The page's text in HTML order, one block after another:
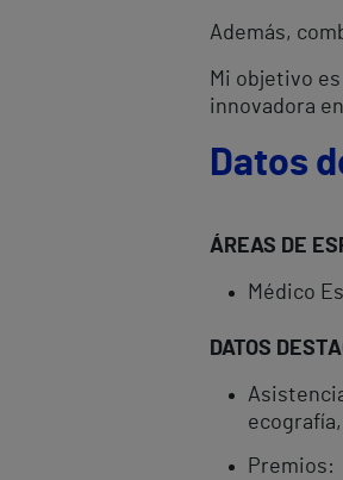
Además,
Mi objetivo
innovadora
Datos
ÁREAS DE
Médico
DATOS
Premios: